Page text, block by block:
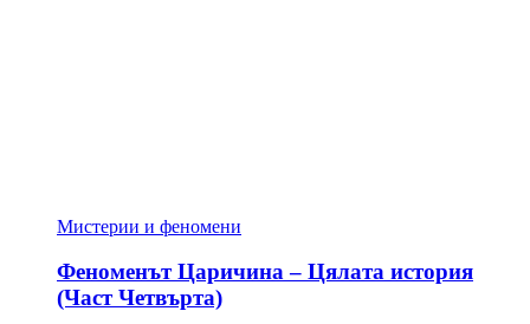
Мистерии и феномени
Феноменът Царичина – Цялата история
(Част Четвърта)